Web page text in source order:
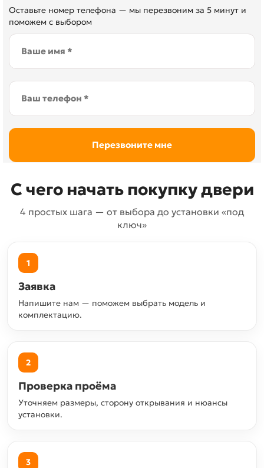
Оставьте номер телефона — мы перезвоним за 5 минут и
поможем с выбором
С чего начать покупку двери
4 простых шага — от выбора до установки «под
ключ»
1
Заявка
Напишите нам — поможем выбрать модель и
комплектацию.
2
Проверка проёма
Уточняем размеры, сторону открывания и нюансы
установки.
3